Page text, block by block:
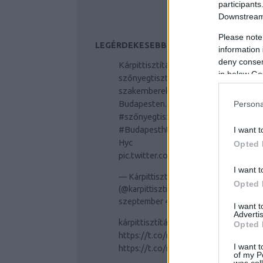
Please
information
deny
in below
I want
Opted
I want
Opted
I want
Opted
I want
of my
LEGÉRDEKESEBB TWITTER OLDALAK
Kárpittisztítás és
szőnyegtisztítás profi
szakemberek segítségével
Budapesten.
#szőnyegtisztítás
#Budapesthttps://t.co/JtlsNBM
Hyc
pic.twitter.com/WOZju5oPEK
— Kárpittisztítás Budapest
(@karpittisztitas)
szeptember 4.
kárpittisztítás
https://t.co/r6Ck7uOzSO
https://t.co/r6Ck7uOzSO